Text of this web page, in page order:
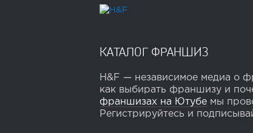
КАТАЛОГ ФРАНШИЗ
H&F — независимое медиа о
как выбирать франшизу и
франшизах на Ютубе мы
Регистрируйтесь и